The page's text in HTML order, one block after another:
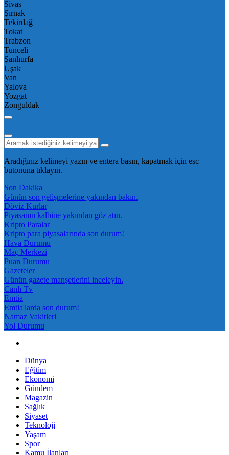
Sivas
Şırnak
Tekirdağ
Tokat
Trabzon
Tunceli
Şanlıurfa
Uşak
Van
Yalova
Yozgat
Zonguldak
Aradığınız kelimeyi yazın ve entera basın, kapatmak için esc
butonuna tıklayın.
Son Dakika
Günün son gelişmelerine yakından bakın.
Döviz Kurlar
Piyasanın kalbine yakından göz atın.
Kripto Paralar
Kripto para piyasalarında son durum!
Hava Durumu
Maç Merkezi
Puan Durumu
Gazeteler
Günün gazete manşetlerini inceleyin.
Canlı Tv
Emtia
Emtia'larda son durum!
Namaz Vakitleri
Yol Durumu
Dünya
Eğitim
Ekonomi
Gündem
Magazin
Sağlık
Siyaset
Teknoloji
Yaşam
Spor
Kamu İlanları